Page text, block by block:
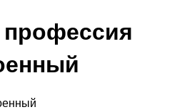
профессия